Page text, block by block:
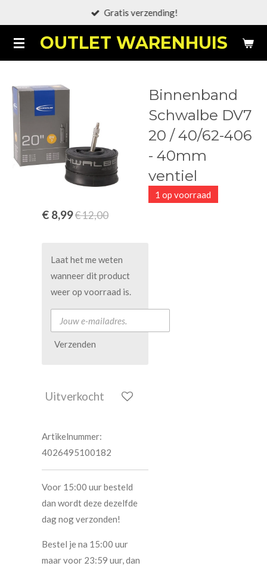
naar
de
OUTLET WARENHUIS
Gratis verzending!
Binnenband
Schwalbe DV7
20 / 40/62-406
- 40mm
ventiel
1 op voorraad
€ 8,99€ 12,00
Laat het me weten
wanneer dit product
weer op voorraad is.
Verzenden
Uitverkocht
Artikelnummer:
4026495100182
Voor 15:00 uur besteld
dan wordt deze dezelfde
dag nog verzonden!
Bestel je na 15:00 uur
maar voor 23:59 uur, dan